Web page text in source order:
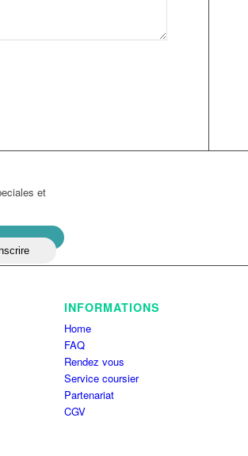
et
INFORMATIONS
Home
FAQ
Rendez vous
Service coursier
Partenariat
CGV